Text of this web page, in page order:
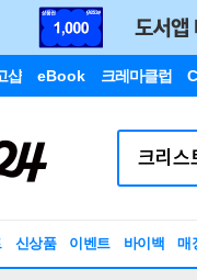
샵 eBook 크레마클럽
신상품 이벤트 바이백 매